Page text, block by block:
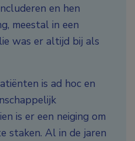
en hen
meestal in een
was er altijd bij als
is ad hoc en
is er een neiging om
staken. Al in de jaren